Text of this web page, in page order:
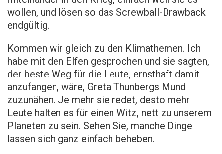
wollen, und lösen so das Screwball-Drawback
endgültig.
Kommen wir gleich zu den Klimathemen. Ich
habe mit den Elfen gesprochen und sie sagten,
der beste Weg für die Leute, ernsthaft damit
anzufangen, wäre, Greta Thunbergs Mund
zuzunähen. Je mehr sie redet, desto mehr
Leute halten es für einen Witz, nett zu unserem
Planeten zu sein. Sehen Sie, manche Dinge
lassen sich ganz einfach beheben.